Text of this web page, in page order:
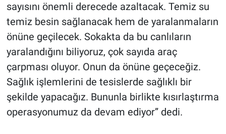
sayısını önemli derecede azaltacak. Temiz su
temiz besin sağlanacak hem de yaralanmaların
önüne geçilecek. Sokakta da bu canlıların
yaralandığını biliyoruz, çok sayıda araç
çarpması oluyor. Onun da önüne geçeceğiz.
Sağlık işlemlerini de tesislerde sağlıklı bir
şekilde yapacağız. Bununla birlikte kısırlaştırma
operasyonumuz da devam ediyor” dedi.